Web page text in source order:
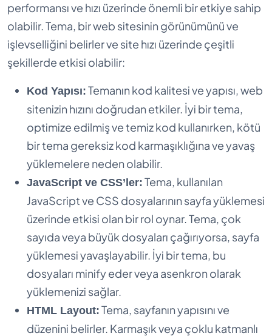
performansı ve hızı üzerinde önemli bir etkiye sahip
olabilir. Tema, bir web sitesinin görünümünü ve
işlevselliğini belirler ve site hızı üzerinde çeşitli
şekillerde etkisi olabilir:
Kod Yapısı: Temanın kod kalitesi ve yapısı, web
sitenizin hızını doğrudan etkiler. İyi bir tema,
optimize edilmiş ve temiz kod kullanırken, kötü
bir tema gereksiz kod karmaşıklığına ve yavaş
yüklemelere neden olabilir.
JavaScript ve CSS’ler: Tema, kullanılan
JavaScript ve CSS dosyalarının sayfa yüklemesi
üzerinde etkisi olan bir rol oynar. Tema, çok
sayıda veya büyük dosyaları çağırıyorsa, sayfa
yüklemesi yavaşlayabilir. İyi bir tema, bu
dosyaları minify eder veya asenkron olarak
yüklemenizi sağlar.
HTML Layout: Tema, sayfanın yapısını ve
düzenini belirler. Karmaşık veya çoklu katmanlı